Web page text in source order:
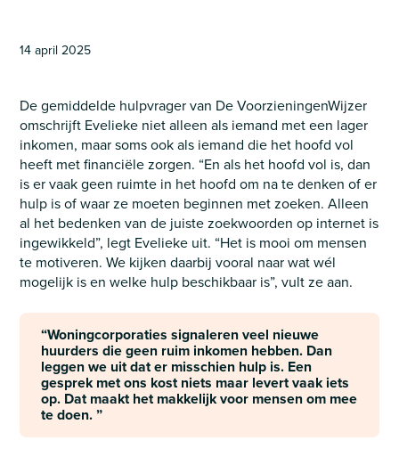
14 april 2025
De gemiddelde hulpvrager van De VoorzieningenWijzer
omschrijft Evelieke niet alleen als iemand met een lager
inkomen, maar soms ook als iemand die het hoofd vol
heeft met financiële zorgen. “En als het hoofd vol is, dan
is er vaak geen ruimte in het hoofd om na te denken of er
hulp is of waar ze moeten beginnen met zoeken. Alleen
al het bedenken van de juiste zoekwoorden op internet is
ingewikkeld”, legt Evelieke uit. “Het is mooi om mensen
te motiveren. We kijken daarbij vooral naar wat wél
mogelijk is en welke hulp beschikbaar is”, vult ze aan.
“Woningcorporaties signaleren veel nieuwe
huurders die geen ruim inkomen hebben. Dan
leggen we uit dat er misschien hulp is. Een
gesprek met ons kost niets maar levert vaak iets
op. Dat maakt het makkelijk voor mensen om mee
te doen. ”